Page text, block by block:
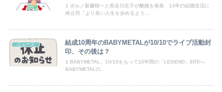
1 ポルノ新藤晴一と長谷川京子が離婚を発表 13年の結婚生活に
終止符「より良い人生を歩めるよう...
ニュース
結成10周年のBABYMETALが10/10でライブ活動封
印、その後は？
1 BABYMETAL、10/10をもって10年間の「LEGEND」封印へ
BABYMETALの...